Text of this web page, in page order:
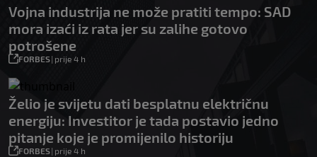
Vojna industrija ne može pratiti tempo: SAD
mora izaći iz rata jer su zalihe gotovo
potrošene
FORBES| prije 4 h
Želio je svijetu dati besplatnu električnu
energiju: Investitor je tada postavio jedno
pitanje koje je promijenilo historiju
FORBES| prije 4 h